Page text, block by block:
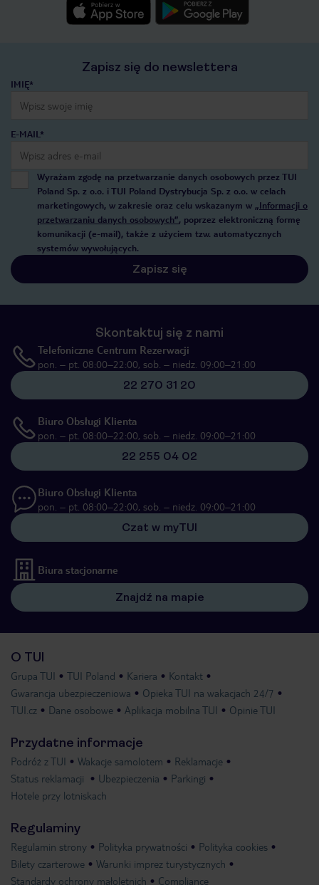
Zapisz się do newslettera
IMIĘ*
E-MAIL*
Wyrażam zgodę na przetwarzanie danych osobowych przez TUI
Poland Sp. z o.o. i TUI Poland Dystrybucja Sp. z o.o. w celach
marketingowych, w zakresie oraz celu wskazanym w „Informacji o
przetwarzaniu danych osobowych”, poprzez elektroniczną formę
komunikacji (e-mail), także z użyciem tzw. automatycznych
systemów wywołujących.
Zapisz się
Skontaktuj się z nami
Telefoniczne Centrum Rezerwacji
pon. – pt. 08:00–22:00, sob. – niedz. 09:00–21:00
22 270 31 20
Biuro Obsługi Klienta
pon. – pt. 08:00–22:00, sob. – niedz. 09:00–21:00
22 255 04 02
Biuro Obsługi Klienta
pon. – pt. 08:00–22:00, sob. – niedz. 09:00–21:00
Czat w myTUI
Biura stacjonarne
Znajdź na mapie
O TUI
Grupa TUI TUI Poland Kariera
Kontakt
Gwarancja ubezpieczeniowa
Opieka TUI na wakacjach 24/7
TUI.cz
Dane osobowe Aplikacja mobilna TUI Opinie TUI
Przydatne informacje
Podróż z TUI Wakacje samolotem
Reklamacje
Status reklamacji
Ubezpieczenia
Parkingi
Hotele przy lotniskach
Regulaminy
Regulamin strony Polityka prywatności
Polityka cookies
Bilety czarterowe
Warunki imprez turystycznych
Standardy ochrony małoletnich
Compliance